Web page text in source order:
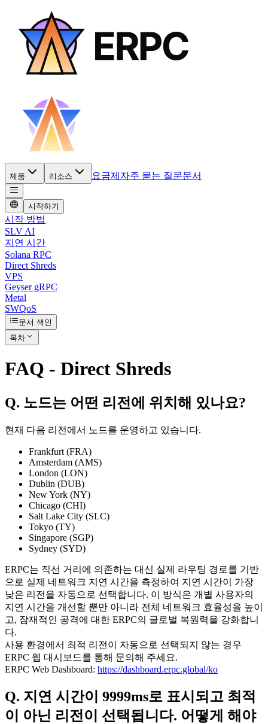
제품 리소스 요금제 자주 묻는 질문문서
시작하기
시작 방법
SLV AI
지연 시간
Solana RPC
Direct Shreds
VPS
Geyser gRPC
Metal
SWQoS
문서 색인
목차
FAQ - Direct Shreds
Q. 노드는 어떤 리전에 위치해 있나요?
현재 다음 리전에서 노드를 운영하고 있습니다.
Frankfurt (FRA)
Amsterdam (AMS)
London (LON)
Dublin (DUB)
New York (NY)
Chicago (CHI)
Salt Lake City (SLC)
Tokyo (TY)
Singapore (SGP)
Sydney (SYD)
ERPC는 직선 거리에 의존하는 대신 실제 라우팅 경로를 기반
으로 실제 네트워크 지연 시간을 측정하여 지연 시간이 가장
낮은 리전을 자동으로 선택합니다. 이 방식은 개별 사용자의
지연 시간을 개선할 뿐만 아니라 전체 네트워크 효율성을 높이
고, 잠재적인 공격에 대한 ERPC의 글로벌 복원력을 강화합니
다.
사용 환경에서 최적 리전이 자동으로 선택되지 않는 경우
ERPC 웹 대시보드를 통해 문의해 주세요.
ERPC Web Dashboard: https://dashboard.erpc.global/ko
Q. 지연 시간이 9999ms로 표시되고 최적
이 아닌 리전이 선택됩니다. 어떻게 해야